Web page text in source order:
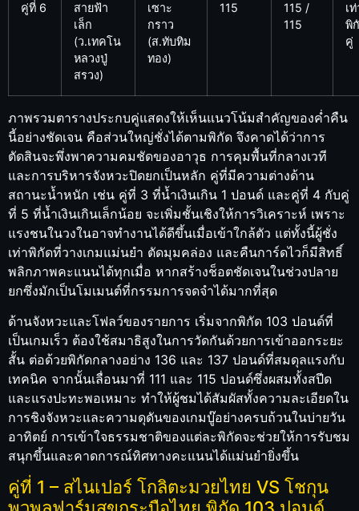
คู่ที่ 6
สายฟ้า
เล็ก
(ว.เทคโน
หลวงปู่
สรวง)
เซาะ
กราว
(ส.ทับทิม
ทอง)
115
115 /
115
เ
พิ
คู่
ภาพรวมตารางประกบคู่แสดงให้เห็นแนวโน้มสำคัญของค่ำคืน
นี้อย่างชัดเจน คือส่วนใหญ่ชั่งได้ตามพิกัด จึงคาดได้ว่าการ
ตัดสินจะพึ่งพาความคมชัดของอาวุธ การคุมพื้นที่กลางเวที
และการบริหารจังหวะปิดยกเป็นหลัก คู่ที่มีความต่างด้าน
สถานะน้ำหนัก เช่น คู่ที่ 3 ที่น้ำเงินเกิน 1 ปอนด์ และคู่ที่ 4 กับคู่
ที่ 5 ที่น้ำเงินเกินเล็กน้อย จะเพิ่มชั้นเชิงให้การวิเคราะห์ เพราะ
แรงชนในวงในอาจทำงานได้ดีขึ้นเมื่อเข้าใกล้ตัว แต่ทั้งนี้ผู้ชั่ง
เท่าพิกัดที่วางเกมแม่นยำ ตัดมุมคล่อง และคืนการ์ดไวก็มีสิทธิ์
พลิกภาพคะแนนได้ทุกเมื่อ หากสร้างช็อตชัดเจนในช่วงปลาย
ยกซึ่งมักเป็นโมเมนต์ที่กรรมการจดจำได้มากที่สุด
ด้านจังหวะและโฟลว์ของรายการ เริ่มจากพิกัด 103 ปอนด์ที่
เป็นเกมเร็ว ต้องใช้สมาธิสูงในการวัดกันด้วยการเข้าออกระยะ
สั้น ต่อด้วยพิกัดกลางอย่าง 136 และ 137 ปอนด์ที่สมดุลแรงกับ
เทคนิค จากนั้นเลื่อนมาที่ 111 และ 115 ปอนด์ซึ่งผสมทั้งสปีด
และแรงปะทะพอเหมาะ ทำให้ผู้ชมได้สัมผัสทั้งความละเอียดใน
การชิงจังหวะและความดุดันของเกมบู๊อย่างครบถ้วนในบ่ายวัน
อาทิตย์ การเข้าใจธรรมชาติของแต่ละพิกัดจะช่วยให้การรับชม
สนุกขึ้นและคาดการณ์ทิศทางคะแนนได้แม่นยำยิ่งขึ้น
คู่ที่ 1 – สไนเปอร์ โกลิตะมวยไทย VS โชกุน